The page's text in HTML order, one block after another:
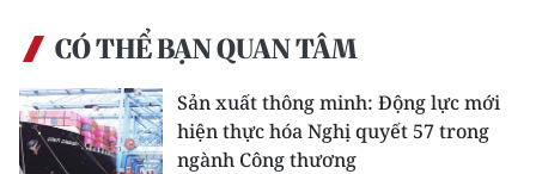
CÓ THỂ BẠN QUAN TÂM
Sản xuất thông minh: Động lực mới
hiện thực hóa Nghị quyết 57 trong
ngành Công thương